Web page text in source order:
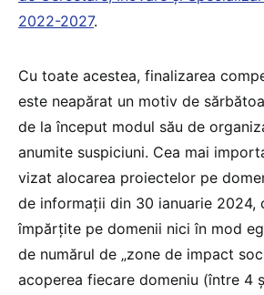
2022-2027.
Cu toate acestea, finalizarea
este neapărat un motiv de
de la început modul său de
anumite suspiciuni. Cea mai
vizat alocarea proiectelor pe
de informații din 30 ianuarie 2024,
împărțite pe domenii nici în mod
de numărul de „zone de impact
acoperea fiecare domeniu (între 4